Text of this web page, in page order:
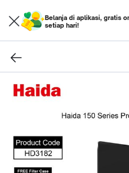
Belanja di aplikasi, gratis
setiap hari!